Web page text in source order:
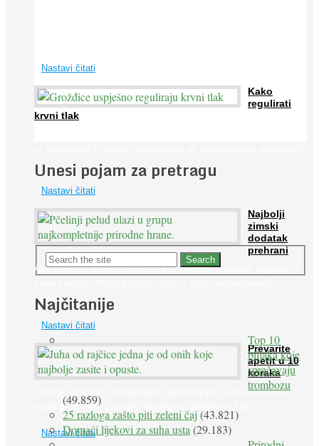
Nastavi čitati
Kako
regulirati
krvni tlak
...
Nastavi čitati
Najbolji
zimski
dodatak
prehrani
Ako se pitate što nabaviti zimi kao dodatak prehrane, odgovor je:
prirodne ...
Nastavi čitati
Prevarite
apetit u 10
koraka
Želudac teško trpi stroge dijete i gladovanje, no srećom po nas
može ga se lako zavarati. Nezdravu i pretjeranu želju ...
Nastavi čitati
Unesi pojam za pretragu
Najčitanije
Top 10
biljaka koje
sprečavaju
trombozu
(49.859)
25 razloga zašto piti zeleni čaj(43.821)
Domaći lijekovi za suha usta (29.183)